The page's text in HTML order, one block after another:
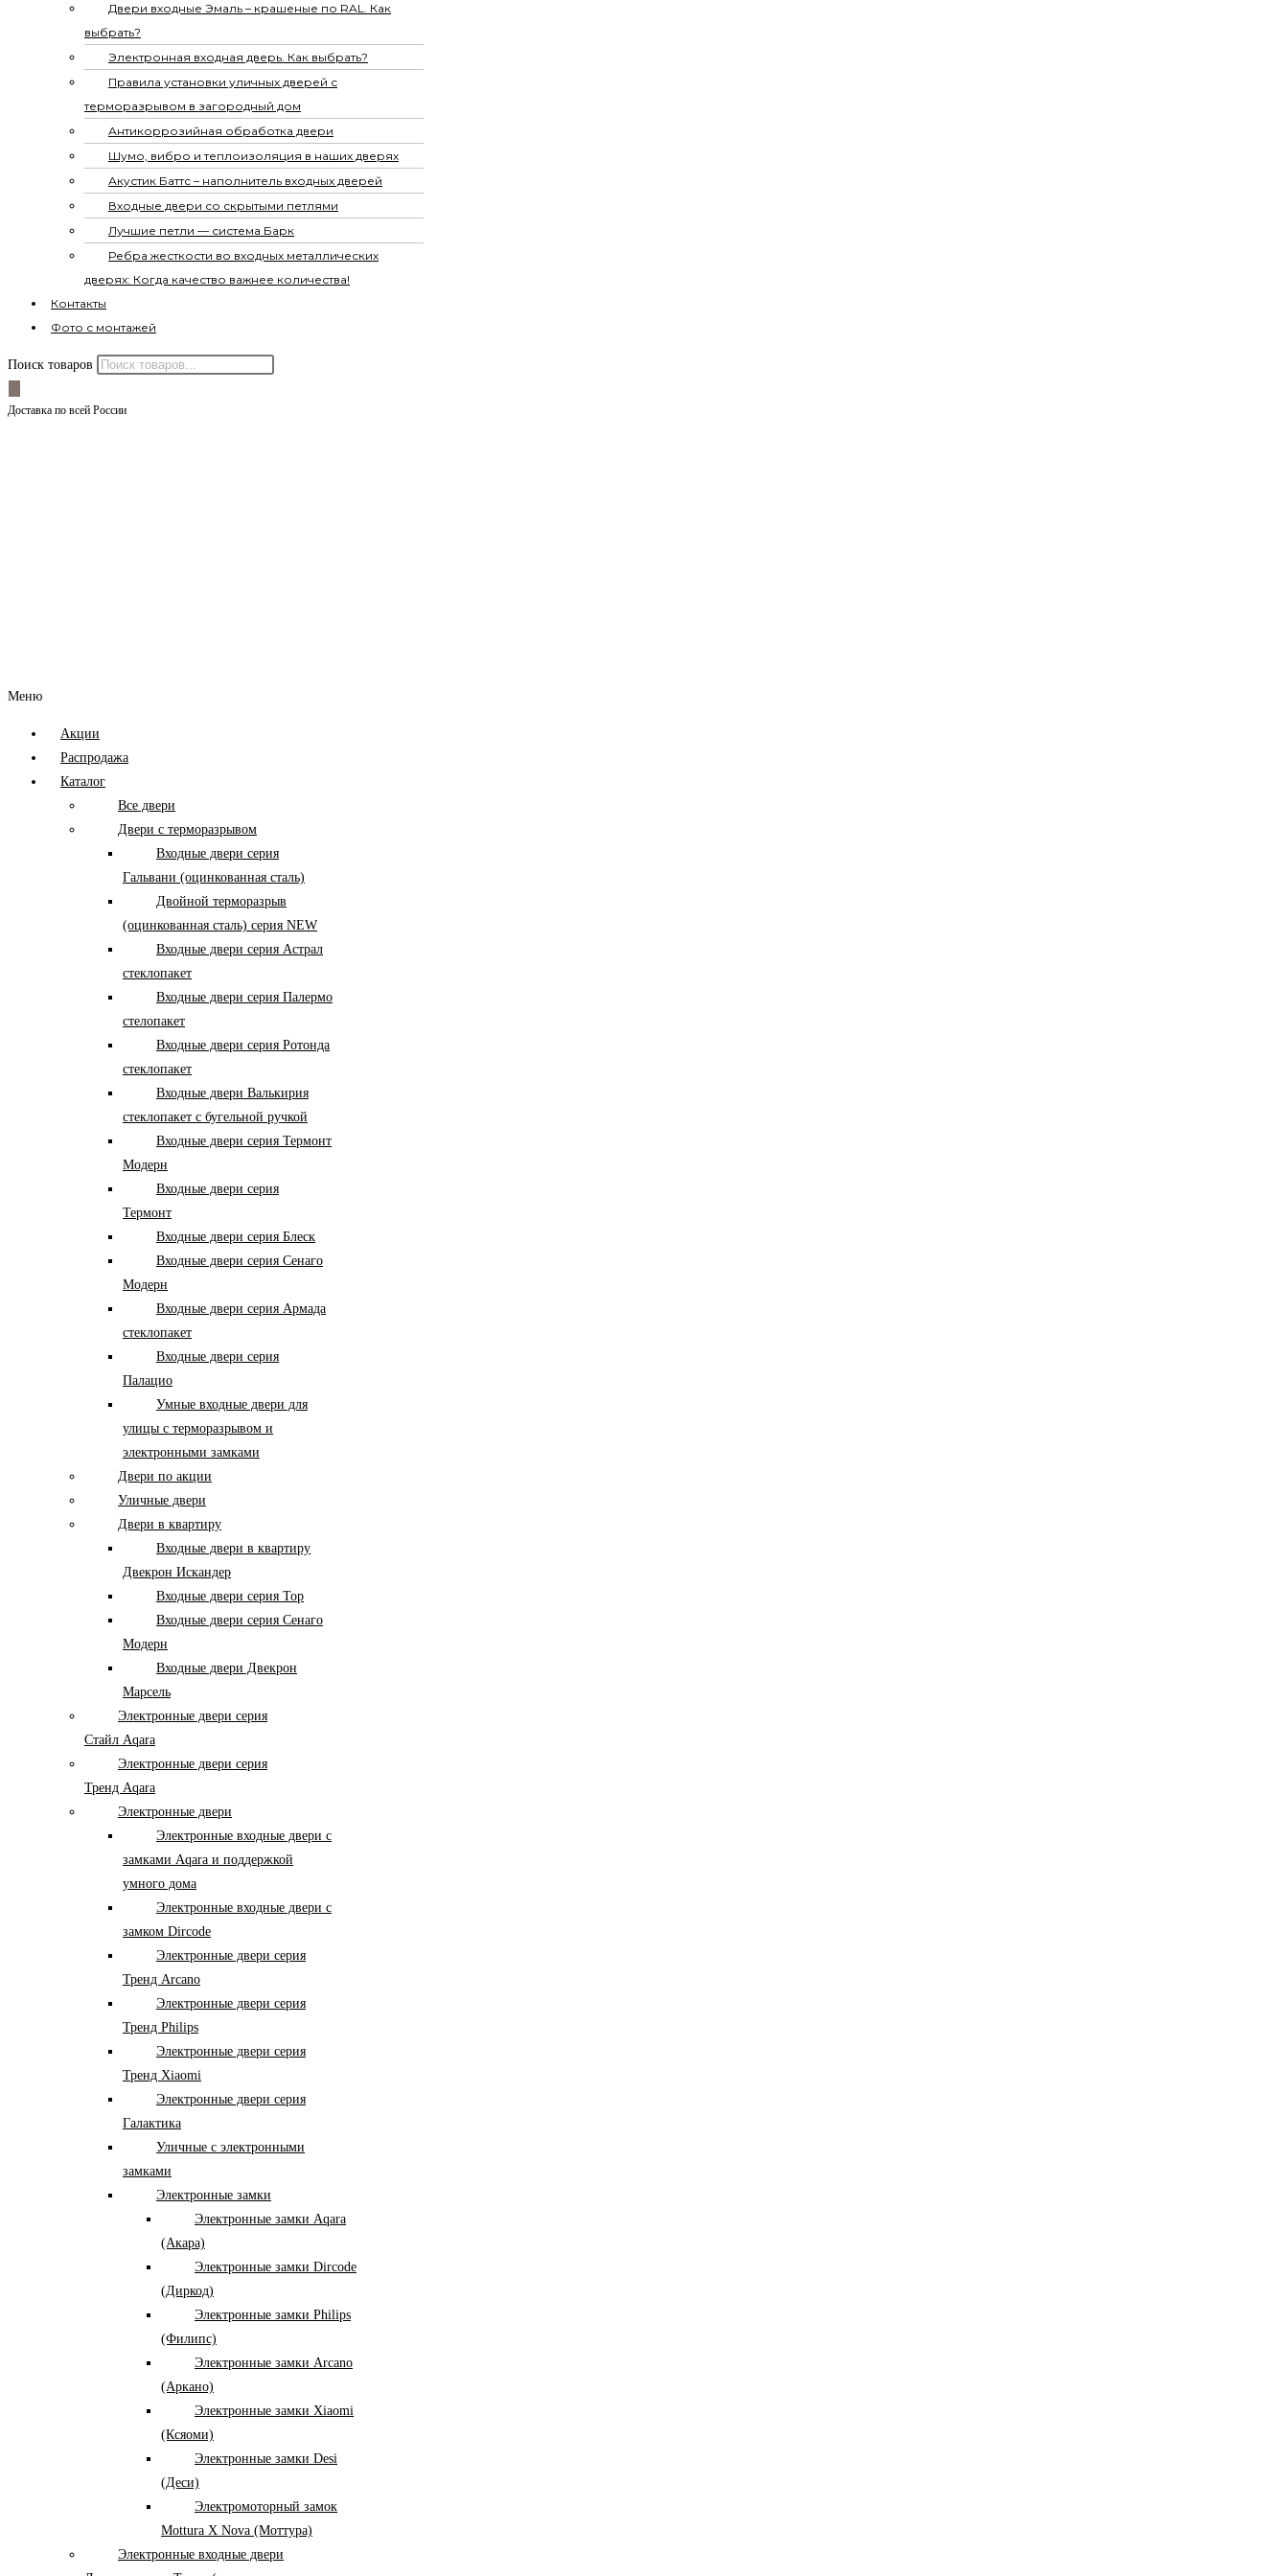
Двери входные Эмаль – крашеные по RAL. Как
выбрать?
Электронная входная дверь. Как выбрать?
Правила установки уличных дверей с
терморазрывом в загородный дом
Антикоррозийная обработка двери
Шумо, вибро и теплоизоляция в наших дверях
Акустик Баттс – наполнитель входных дверей
Входные двери со скрытыми петлями
Лучшие петли — система Барк
Ребра жесткости во входных металлических
дверях: Когда качество важнее количества!
Контакты
Фото с монтажей
Поиск товаров
Доставка по всей России
Меню
Акции
Распродажа
Каталог
Все двери
Двери с терморазрывом
Входные двери серия
Гальвани (оцинкованная сталь)
Двойной терморазрыв
(оцинкованная сталь) серия NEW
Входные двери серия Астрал
стеклопакет
Входные двери серия Палермо
стелопакет
Входные двери серия Ротонда
стеклопакет
Входные двери Валькирия
стеклопакет с бугельной ручкой
Входные двери серия Термонт
Модерн
Входные двери серия
Термонт
Входные двери серия Блеск
Входные двери серия Сенаго
Модерн
Входные двери серия Армада
стеклопакет
Входные двери серия
Палацио
Умные входные двери для
улицы с терморазрывом и
электронными замками
Двери по акции
Уличные двери
Двери в квартиру
Входные двери в квартиру
Двекрон Искандер
Входные двери серия Тор
Входные двери серия Сенаго
Модерн
Входные двери Двекрон
Марсель
Электронные двери серия
Стайл Aqara
Электронные двери серия
Тренд Aqara
Электронные двери
Электронные входные двери с
замками Aqara и поддержкой
умного дома
Электронные входные двери с
замком Dircode
Электронные двери серия
Тренд Arcano
Электронные двери серия
Тренд Philips
Электронные двери серия
Тренд Xiaomi
Электронные двери серия
Галактика
Уличные с электронными
замками
Электронные замки
Электронные замки Aqara
(Акара)
Электронные замки Dircode
(Диркод)
Электронные замки Philips
(Филипс)
Электронные замки Arcano
(Аркано)
Электронные замки Xiaomi
(Ксяоми)
Электронные замки Desi
(Деси)
Электромоторный замок
Mottura X Nova (Моттура)
Электронные входные двери